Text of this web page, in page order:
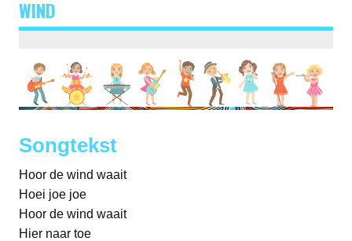
WIND
Songtekst
Hoor de wind waait
Hoei joe joe
Hoor de wind waait
Hier naar toe